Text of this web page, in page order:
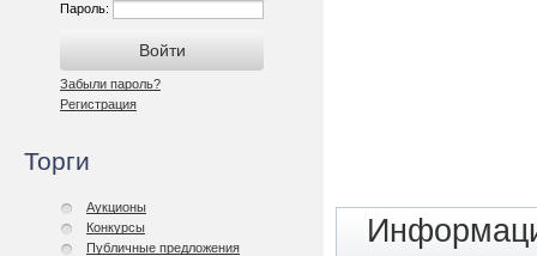
Пароль:
Забыли пароль?
Регистрация
Торги
Аукционы
Конкурсы
Публичные предложения